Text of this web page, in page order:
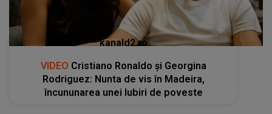
kanald2.ro
VIDEO Cristiano Ronaldo și Georgina
Rodriguez: Nunta de vis în Madeira,
încununarea unei Iubiri de poveste